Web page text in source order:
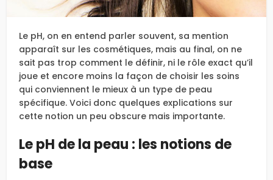
Le pH, on en entend parler souvent, sa mention
apparaît sur les cosmétiques, mais au final, on ne
sait pas trop comment le définir, ni le rôle exact qu’il
joue et encore moins la façon de choisir les soins
qui conviennent le mieux à un type de peau
spécifique. Voici donc quelques explications sur
cette notion un peu obscure mais importante.
Le pH de la peau : les notions de
base